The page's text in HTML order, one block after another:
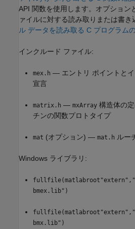
API 関数を使用します。オプション
ァイルに対する読み取りまたは書き
ル データを読み取る C プログラム
インクルード ファイル:
mex.h — エントリ ポイントと
宣言
matrix.h — mxArray 構造体の
チンの関数プロトタイプ
mat (オプション) — mat.h ルー
Windows ライブラリ:
bmex.lib")
bmx.lib")